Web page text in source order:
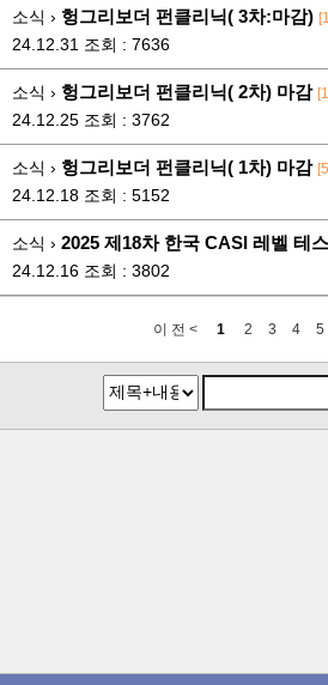
소식 › 헝그리보더 펀클리닉( 3차:마감)
24.12.31 조회 : 7636
소식 › 헝그리보더 펀클리닉( 2차) 마감
24.12.25 조회 : 3762
소식 › 헝그리보더 펀클리닉( 1차) 마감
24.12.18 조회 : 5152
소식 › 2025 제18차 한국 CASI 레벨 테
24.12.16 조회 : 3802
이 전 < 1 2 3 4 5